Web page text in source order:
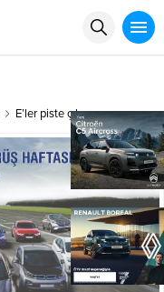
E’ler piste çıkıyor